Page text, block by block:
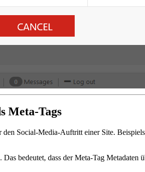
Meta-Tags
Social-Media-Auftritt einer Site.
bedeutet, dass der Meta-Tag